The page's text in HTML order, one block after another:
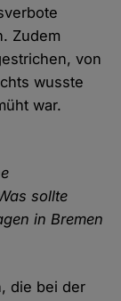
Zudem
von
wusste
war.
sollte
in Bremen
die bei der